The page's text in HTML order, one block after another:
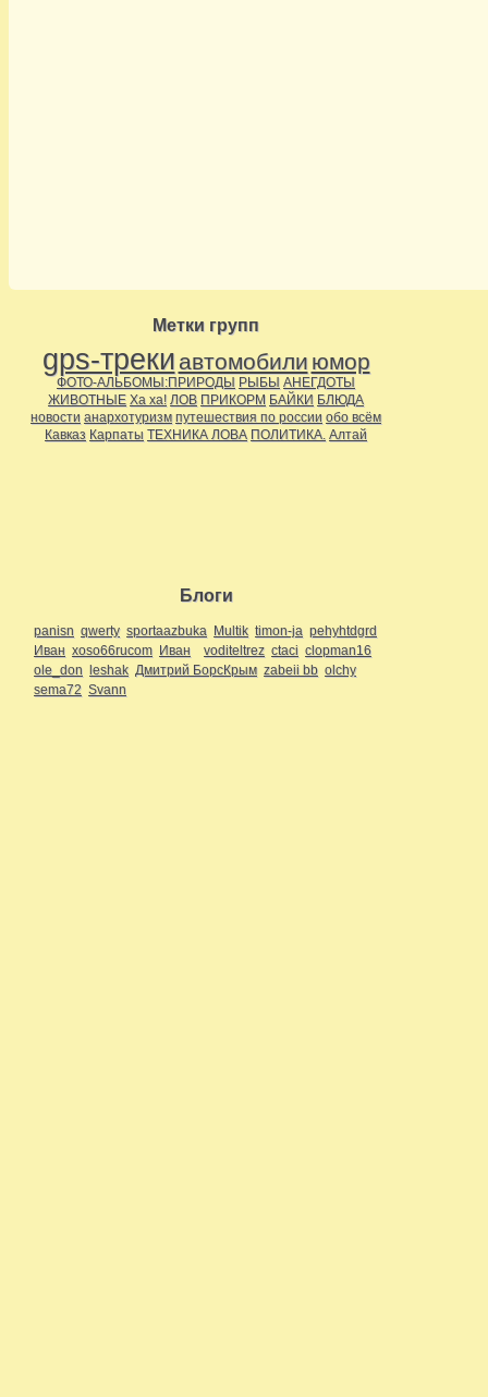
Метки групп
gps-треки автомобили юмор
ФОТО-АЛЬБОМЫ:ПРИРОДЫ РЫБЫ АНЕГДОТЫ
ЖИВОТНЫЕ Ха ха! ЛОВ ПРИКОРМ БАЙКИ БЛЮДА
новости анархотуризм путешествия по россии обо всём
Кавказ Карпаты ТЕХНИКА ЛОВА ПОЛИТИКА. Алтай
Блоги
panisn qwerty sportaazbuka Multik timon-ja pehyhtdgrd
Иван xoso66rucom Иван voditeltrez ctaci clopman16
ole_don leshak Дмитрий БорсКрым zabeii bb olchy
sema72 Svann